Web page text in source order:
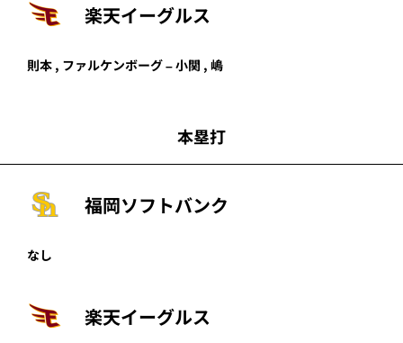
楽天イーグルス
則本 , ファルケンボーグ – 小関 , 嶋
本塁打
福岡ソフトバンク
なし
楽天イーグルス